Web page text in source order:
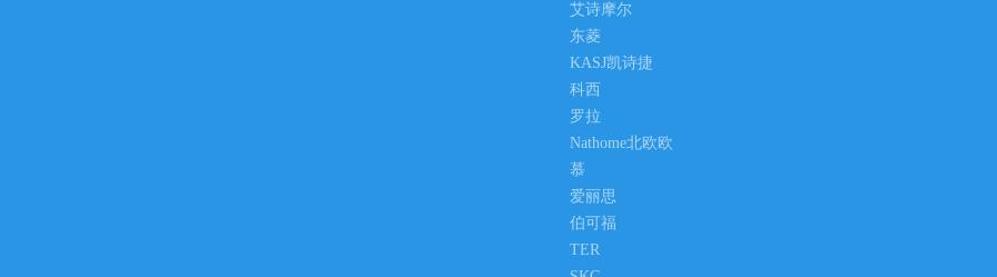
艾诗摩尔
东菱
KASJ凯诗捷
科西
罗拉
Nathome北欧欧
慕
爱丽思
伯可福
TER